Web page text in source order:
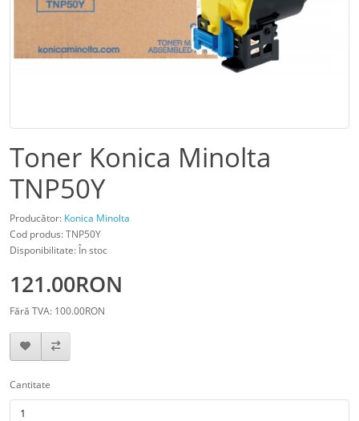
Toner Konica Minolta
TNP50Y
Producător: Konica Minolta
Cod produs: TNP50Y
Disponibilitate: În stoc
121.00RON
Fără TVA: 100.00RON
Cantitate